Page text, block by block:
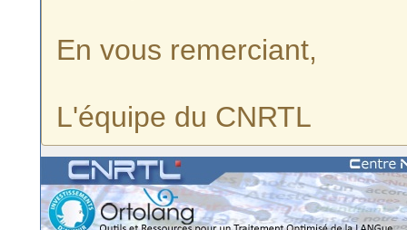
En vous remerciant,
L'équipe du CNRTL